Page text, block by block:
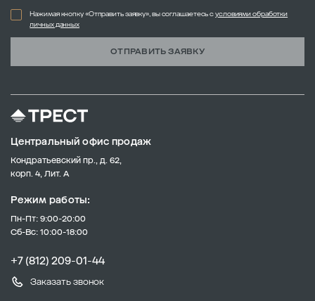
Нажимая кнопку «Отправить заявку», вы соглашаетесь сусловиями обработки
личных данных
ОТПРАВИТЬ ЗАЯВКУ
Центральный офис продаж
Кондратьевский пр., д. 62,
корп. 4, Лит. А
Режим работы:
Пн-Пт: 9:00-20:00
Сб-Вс: 10:00-18:00
+7 (812) 209-01-44
Заказать звонок